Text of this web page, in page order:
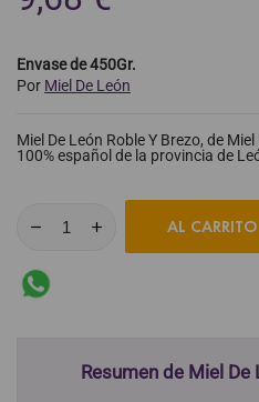
Envase de 450Gr.
Por Miel De León
Miel De León Roble Y Brezo, de
100% español de la provincia de
AL CARRITO
Resumen de Miel De